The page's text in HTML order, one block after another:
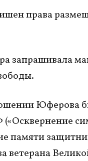
права
запрашивала
Юферова
памяти
ветерана